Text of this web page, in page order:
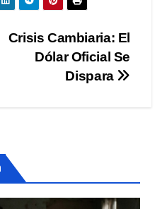
Crisis Cambiaria: El
Dólar Oficial Se
Dispara